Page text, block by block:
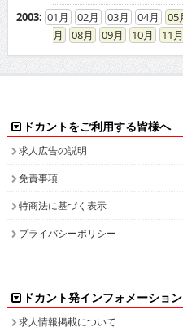
2003: 01 02 03 04 05
08
09 10 11
ドカントをご利用する皆様へ
求人広告の説明
免責事項
特商法に基づく表示
プライバシーポリシー
ドカント発インフォメーション
求人情報掲載について